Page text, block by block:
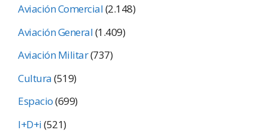
Aviación Comercial(2.148)
Aviación General(1.409)
Aviación Militar(737)
Cultura(519)
Espacio(699)
I+D+i(521)